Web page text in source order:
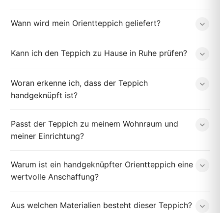
Wann wird mein Orientteppich geliefert?
Kann ich den Teppich zu Hause in Ruhe prüfen?
Woran erkenne ich, dass der Teppich
handgeknüpft ist?
Passt der Teppich zu meinem Wohnraum und
meiner Einrichtung?
Warum ist ein handgeknüpfter Orientteppich eine
wertvolle Anschaffung?
Aus welchen Materialien besteht dieser Teppich?